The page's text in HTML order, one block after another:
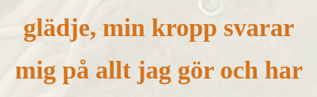
glädje, min kropp svarar
mig på allt jag gör och har